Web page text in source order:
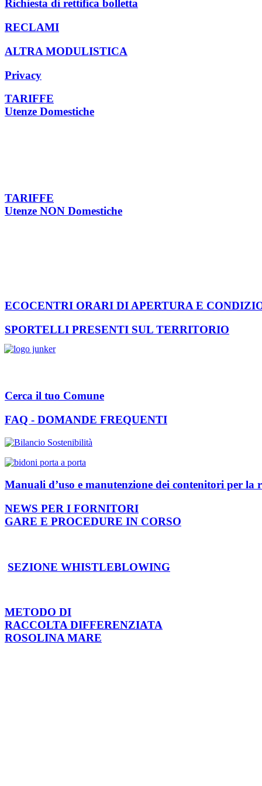
Richiesta di rettifica bolletta
RECLAMI
ALTRA MODULISTICA
Privacy
TARIFFE
Utenze Domestiche
TARIFFE
Utenze NON Domestiche
ECOCENTRI ORARI DI APERTURA E
SPORTELLI PRESENTI SUL TERRITORIO
Cerca il tuo Comune
FAQ - DOMANDE FREQUENTI
Manuali d’uso e manutenzione dei contenitori per la
NEWS PER I FORNITORI
GARE E PROCEDURE IN CORSO
SEZIONE WHISTLEBLOWING
METODO DI
RACCOLTA DIFFERENZIATA
ROSOLINA MARE